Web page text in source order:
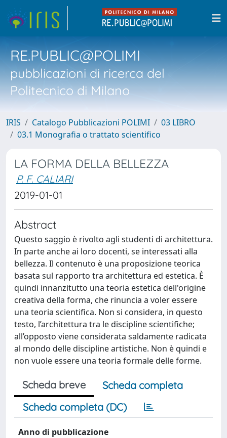
RE.PUBLIC@POLIMI
pubblicazioni di ricerca del
Politecnico di Milano
IRIS Catalogo Pubblicazioni POLIMI
03 LIBRO
03.1 Monografia o trattato scientifico
LA FORMA DELLA BELLEZZA
P. F. CALIARI
2019-01-01
Abstract
Questo saggio è rivolto agli studenti di architettura.
In parte anche ai loro docenti, se interessati alla
bellezza. Il contenuto è una proposizione teorica
basata sul rapporto tra architettura ed estetica. È
quindi innanzitutto una teoria estetica dell'origine
creativa della forma, che rinuncia a voler essere
una teoria scientifica. Non si considera, in questo
testo, l’architettura tra le discipline scientifiche;
all’opposto viene considerata saldamente radicata
al mondo delle discipline artistiche. Non è quindi e
non vuole essere una teoria formale delle forme.
Scheda breve
Scheda completa
Scheda completa (DC)
Anno di pubblicazione